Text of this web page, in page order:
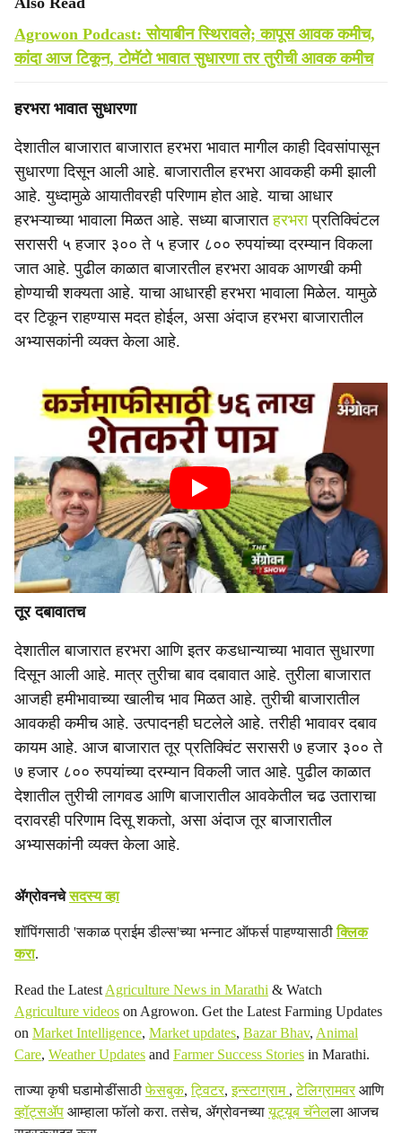
Agrowon Podcast: सोयाबीन स्थिरावले; कापूस आवक कमीच,
कांदा आज टिकून, टोमॅटो भावात सुधारणा तर तुरीची आवक कमीच
हरभरा भावात सुधारणा
देशातील बाजारात बाजारात हरभरा भावात मागील काही दिवसांपासून
सुधारणा दिसून आली आहे. बाजारातील हरभरा आवकही कमी झाली
आहे. युध्दामुळे आयातीवरही परिणाम होत आहे. याचा आधार
हरभऱ्याच्या भावाला मिळत आहे. सध्या बाजारातहरभराप्रतिक्विंटल
सरासरी ५ हजार ३०० ते ५ हजार ८०० रुपयांच्या दरम्यान विकला
जात आहे. पुढील काळात बाजारतील हरभरा आवक आणखी कमी
होण्याची शक्यता आहे. याचा आधारही हरभरा भावाला मिळेल. यामुळे
दर टिकून राहण्यास मदत होईल, असा अंदाज हरभरा बाजारातील
अभ्यासकांनी व्यक्त केला आहे.
तूर दबावातच
देशातील बाजारात हरभरा आणि इतर कडधान्याच्या भावात सुधारणा
दिसून आली आहे. मात्र तुरीचा बाव दबावात आहे. तुरीला बाजारात
आजही हमीभावाच्या खालीच भाव मिळत आहे. तुरीची बाजारातील
आवकही कमीच आहे. उत्पादनही घटलेले आहे. तरीही भावावर दबाव
कायम आहे. आज बाजारात तूर प्रतिक्विंट सरासरी ७ हजार ३०० ते
७ हजार ८०० रुपयांच्या दरम्यान विकली जात आहे. पुढील काळात
देशातील तुरीची लागवड आणि बाजारातील आवकेतील चढ उताराचा
दरावरही परिणाम दिसू शकतो, असा अंदाज तूर बाजारातील
अभ्यासकांनी व्यक्त केला आहे.
ॲग्रोवनचेसदस्य व्हा
शॉपिंगसाठी 'सकाळ प्राईम डील्स'च्या भन्नाट ऑफर्स पाहण्यासाठीक्लिक
करा.
Read the Latest Agriculture News in Marathi & Watch
Agriculture videos on Agrowon. Get the Latest Farming Updates
on Market Intelligence, Market updates, Bazar Bhav, Animal
Care, Weather Updates and Farmer Success Stories in Marathi.
ताज्या कृषी घडामोडींसाठीफेसबुक,ट्विटर,इन्स्टाग्राम ,टेलिग्रामवरआणि
व्हॉट्सॲप आम्हाला फॉलो करा. तसेच, ॲग्रोवनच्यायूट्यूब चॅनेलला आजच